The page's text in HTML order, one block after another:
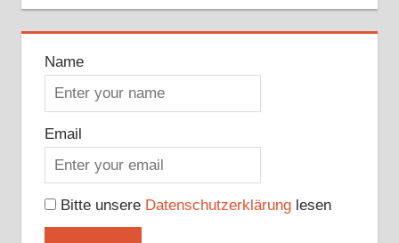
Name
Email
Bitte unsere Datenschutzerklärunglesen